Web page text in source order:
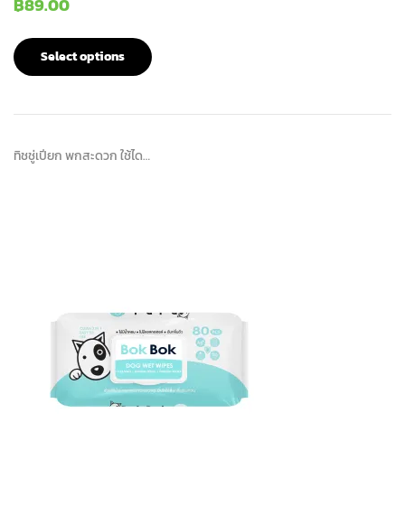
Select options
ทิชชู่เปียก พกสะดวก ใช้ได…